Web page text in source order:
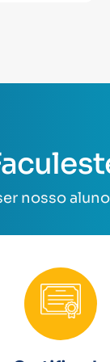
nosso aluno